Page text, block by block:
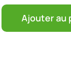
Ajouter au